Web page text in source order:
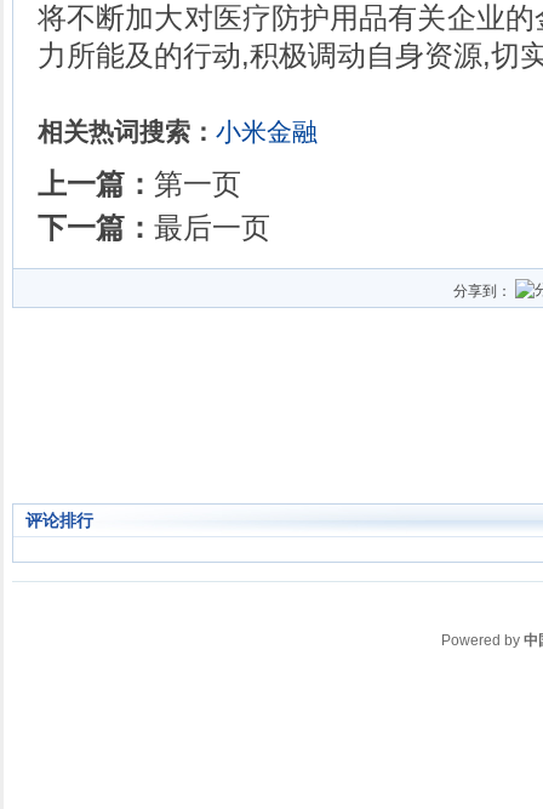
将不断加大对医疗防护用品有关企业
力所能及的行动,积极调动自身资源,切
相关热词搜索： 小米金融
上一篇： 第一页
下一篇： 最后一页
分享到：
评论排行
Powered by 中